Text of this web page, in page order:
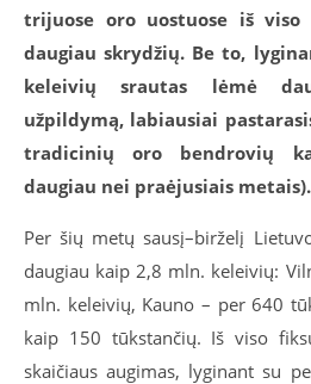
trijuose oro uostuose iš viso
daugiau skrydžių. Be to,
keleivių srautas lėmė
užpildymą, labiausiai
tradicinių oro bendrovių
daugiau nei praėjusiais metais).
Per šių metų sausį–birželį
daugiau kaip 2,8 mln. keleivių:
mln. keleivių, Kauno – per 640
kaip 150 tūkstančių. Iš viso
skaičiaus augimas, lyginant su